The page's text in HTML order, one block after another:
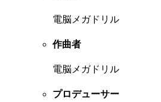
電脳メガドリル
作曲者
電脳メガドリル
プロデューサー